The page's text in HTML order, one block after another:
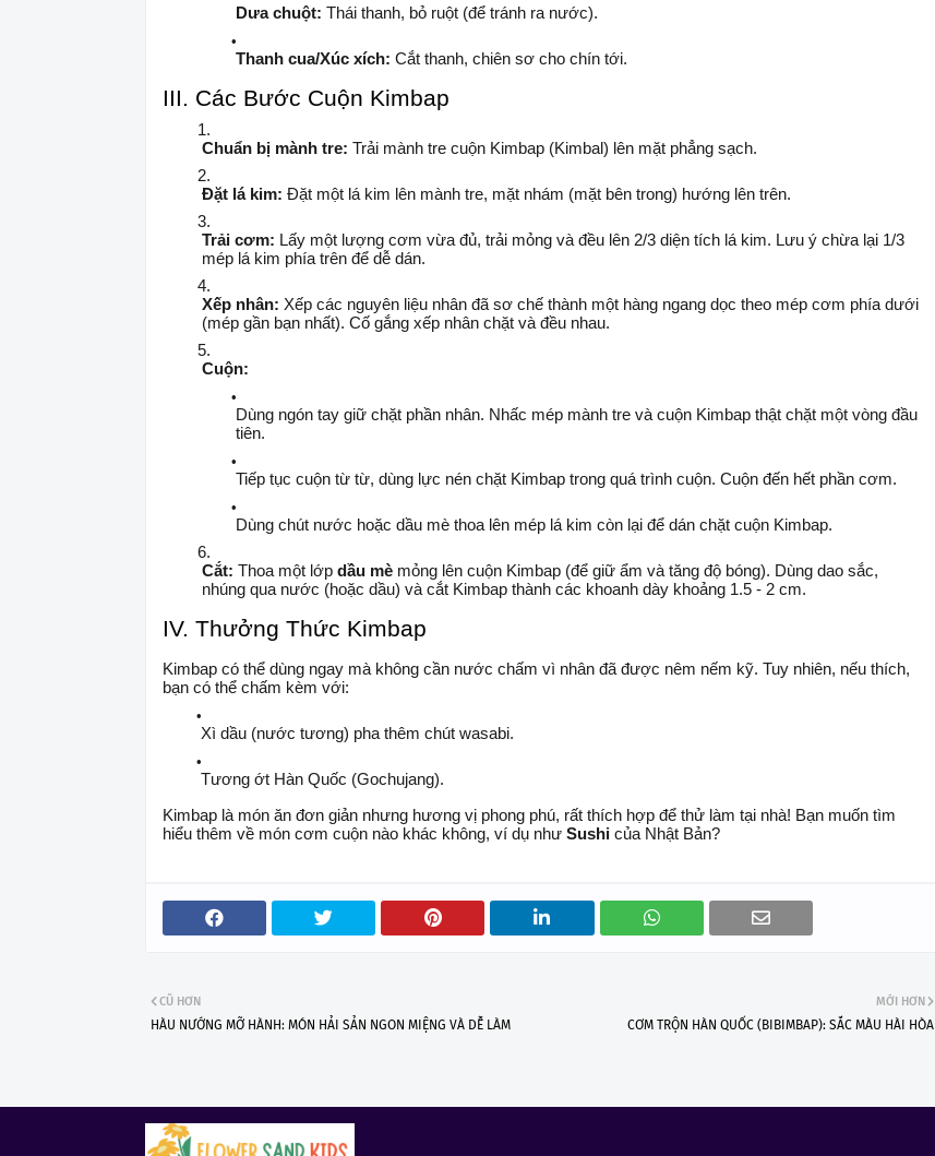
Dưa chuột: Thái thanh, bỏ ruột (để tránh ra nước).
Thanh cua/Xúc xích: Cắt thanh, chiên sơ cho chín tới.
III. Các Bước Cuộn Kimbap
Chuẩn bị mành tre: Trải mành tre cuộn Kimbap (Kimbal) lên mặt phẳng sạch.
Đặt lá kim: Đặt một lá kim lên mành tre, mặt nhám (mặt bên trong) hướng lên trên.
Trải cơm: Lấy một lượng cơm vừa đủ, trải mỏng và đều lên 2/3 diện tích lá kim. Lưu ý chừa lại 1/3
mép lá kim phía trên để dễ dán.
Xếp nhân: Xếp các nguyên liệu nhân đã sơ chế thành một hàng ngang dọc theo mép cơm phía dưới
(mép gần bạn nhất). Cố gắng xếp nhân chặt và đều nhau.
Cuộn:
Dùng ngón tay giữ chặt phần nhân. Nhấc mép mành tre và cuộn Kimbap thật chặt một vòng đầu
tiên.
Tiếp tục cuộn từ từ, dùng lực nén chặt Kimbap trong quá trình cuộn. Cuộn đến hết phần cơm.
Dùng chút nước hoặc dầu mè thoa lên mép lá kim còn lại để dán chặt cuộn Kimbap.
Cắt: Thoa một lớp dầu mè mỏng lên cuộn Kimbap (để giữ ẩm và tăng độ bóng). Dùng dao sắc,
nhúng qua nước (hoặc dầu) và cắt Kimbap thành các khoanh dày khoảng 1.5 - 2 cm.
IV. Thưởng Thức Kimbap
Kimbap có thể dùng ngay mà không cần nước chấm vì nhân đã được nêm nếm kỹ. Tuy nhiên, nếu thích,
bạn có thể chấm kèm với:
Xì dầu (nước tương) pha thêm chút wasabi.
Tương ớt Hàn Quốc (Gochujang).
Kimbap là món ăn đơn giản nhưng hương vị phong phú, rất thích hợp để thử làm tại nhà! Bạn muốn tìm
hiểu thêm về món cơm cuộn nào khác không, ví dụ như Sushi của Nhật Bản?
MỚI HƠN
CƠM TRỘN HÀN QUỐC (BIBIMBAP): SẮC MÀU HÀI HÒA
CŨ HƠN
HÀU NƯỚNG MỠ HÀNH: MÓN HẢI SẢN NGON MIỆNG VÀ DỄ LÀM